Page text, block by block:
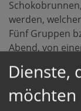
werden,
Fünf Gruppen
Abend, von
Knappinnen
Danach
feiern und
Dienste,
möchten